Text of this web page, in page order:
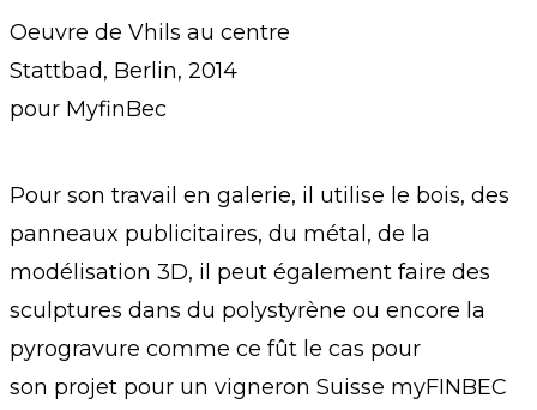
Oeuvre de Vhils au centre
Stattbad, Berlin, 2014
pour MyfinBec
Pour son travail en galerie, il utilise le bois, des
panneaux publicitaires, du métal, de la
modélisation 3D, il peut également faire des
sculptures dans du polystyrène ou encore la
pyrogravure comme ce fût le cas pour
son projet pour un vigneron Suisse myFINBEC